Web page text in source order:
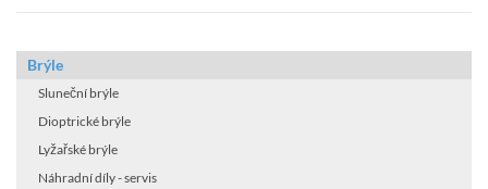
Brýle
Sluneční brýle
Dioptrické brýle
Lyžařské brýle
Náhradní díly - servis